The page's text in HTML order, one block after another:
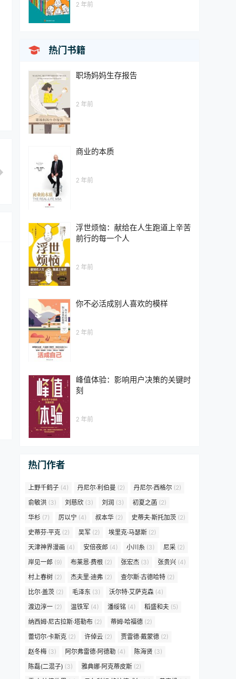
2 年前
 热门书籍
职场妈妈生存报告
2 年前
商业的本质
2 年前
浮世烦恼：献给在人生跑道上辛苦
前行的每一个人
2 年前
你不必活成别人喜欢的模样
2 年前
峰值体验：影响用户决策的关键时
刻
2 年前
热门作者
上野千鹤子 (4) 丹尼尔·利伯曼 (2) 丹尼尔·西格尔 (2)
俞敏洪 (3) 刘慈欣 (3) 刘润 (3) 初夏之菡 (2)
华杉 (7) 厉以宁 (4) 叔本华 (2) 史蒂夫·斯托加茨 (2)
史蒂芬·平克 (2) 吴军 (2) 埃里克·马瑟斯 (2)
天津神界漫画 (4) 安倍夜郎 (4) 小川糸 (3) 尼采 (2)
岸见一郎 (9) 布莱恩·费根 (2) 张宏杰 (3) 张贵兴 (4)
村上春树 (2) 杰夫里·迪弗 (2) 查尔斯·古德哈特 (2)
比尔·盖茨 (2) 毛泽东 (3) 沃尔特·艾萨克森 (4)
渡边淳一 (2) 温铁军 (4) 潘绥铭 (4) 稻盛和夫 (5)
纳西姆·尼古拉斯·塔勒布 (2) 蒂姆·哈福德 (2)
蕾切尔·卡斯克 (2) 许倬云 (2) 贾雷德·戴蒙德 (2)
赵冬梅 (3) 阿尔弗雷德·阿德勒 (4) 陈海贤 (3)
陈磊(二混子) (3) 雅典娜·阿克蒂皮斯 (2)